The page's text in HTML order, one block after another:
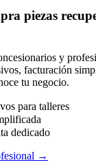
piezas
y
facturación
tu negocio.
para talleres
dedicado
→